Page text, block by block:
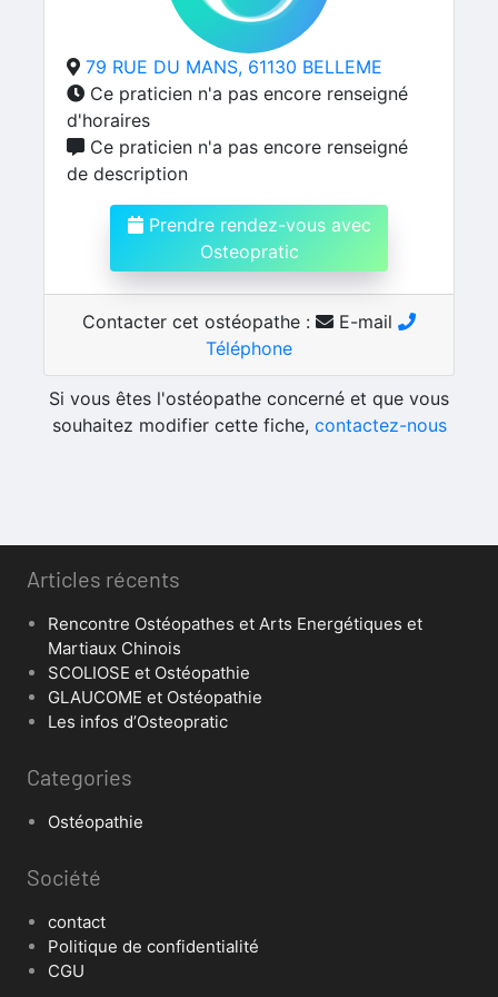
79 RUE DU MANS, 61130 BELLEME
Ce praticien n'a pas encore renseigné
d'horaires
Ce praticien n'a pas encore renseigné
de description
Prendre rendez-vous avec
Osteopratic
Contacter cet ostéopathe :
E-mail
Téléphone
Si vous êtes l'ostéopathe concerné et que vous
souhaitez modifier cette fiche, contactez-nous
Articles récents
Rencontre Ostéopathes et Arts Energétiques et
Martiaux Chinois
SCOLIOSE et Ostéopathie
GLAUCOME et Ostéopathie
Les infos d’Osteopratic
Categories
Ostéopathie
Société
contact
Politique de confidentialité
CGU